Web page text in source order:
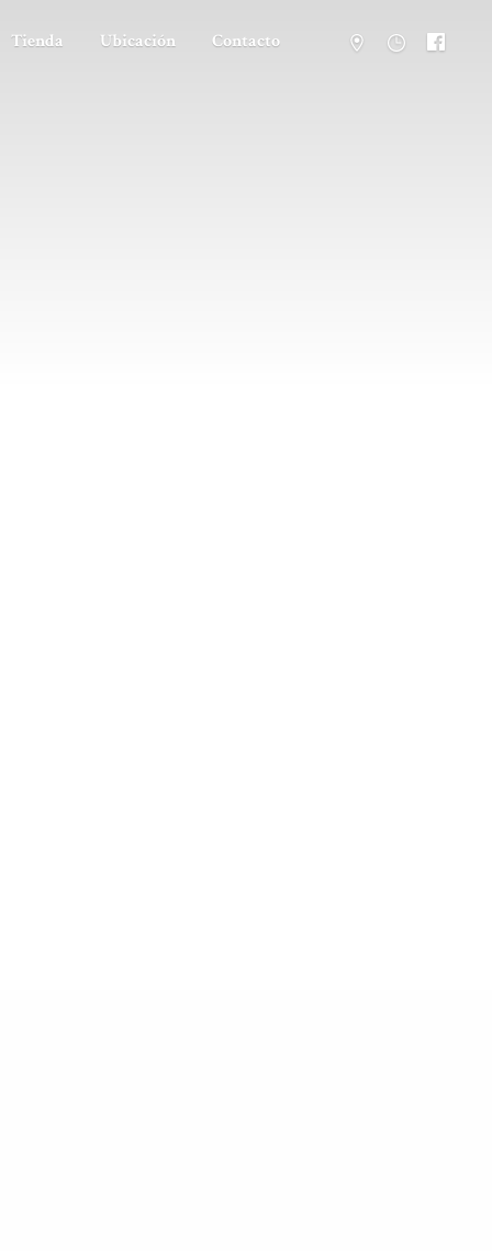
Tienda Ubicación Contacto